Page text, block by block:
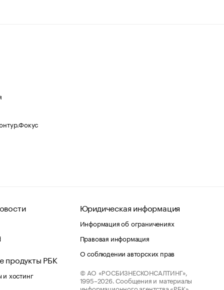
продукты РБК
хостинг
Юридическая информация
Информация об ограничениях
Правовая информация
О соблюдении авторских прав
© АО «РОСБИЗНЕСКОНСАЛТИНГ»,
1995–2026. Сообщения и материалы
информационного агентства «РБК»